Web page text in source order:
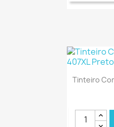
Tinteiro